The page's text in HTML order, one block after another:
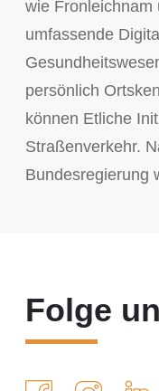
wie Fronleichnam
umfassende
persönlich
können Etliche
Straßenverkehr.
Bundesregierung
Folge